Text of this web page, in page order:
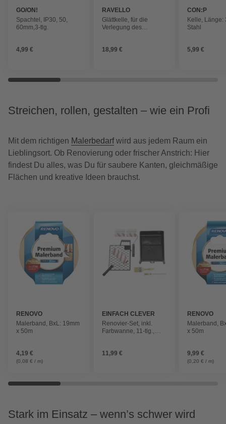
GO/ON!
Spachtel, IP30, 50,
60mm,3-tlg.
4,99 €
RAVELLO
Glättkelle, für die
Verlegung des
0,7 mm
18,99 €
CON:P
Kelle, Länge:
Stahl
5,99 €
Streichen, rollen, gestalten – wie ein Profi
Mit dem richtigen Malerbedarfwird aus jedem Raum ein
Lieblingsort. Ob Renovierung oder frischer Anstrich: Hier
findest Du alles, was Du für saubere Kanten, gleichmäßige
Flächen und kreative Ideen brauchst.
RENOVO
Malerband, BxL: 19mm
x 50m
4,19 €
(0,08 € / m)
EINFACH CLEVER
Renovier-Set, inkl.
Farbwanne, 11-tlg.,
11,99 €
RENOVO
Malerband,
x 50m
9,99 €
(0,20 € / m)
Stark im Einsatz – wenn’s schwer wird